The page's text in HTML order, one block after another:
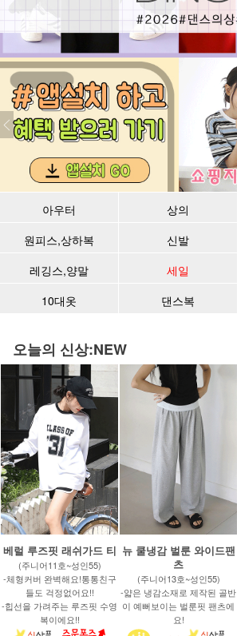
아우터 상의
원피스,상하복
신발
레깅스,양말
세일
10대옷
댄스복
오늘의 신상:NEW
베럴 루즈핏 래쉬가드 티
(주니어11호~성인55)
-체형커버 완벽해요!통통친구
들도 걱정없어요!!
-힙선을 가려주는 루즈핏 수영
복이에요!!
뉴 쿨냉감 벌룬 와이드팬
츠
(주니어13호~성인55)
-얇은 냉감소재로 제작된 골반
이 예뻐보이는 벌룬핏 팬츠에
요!